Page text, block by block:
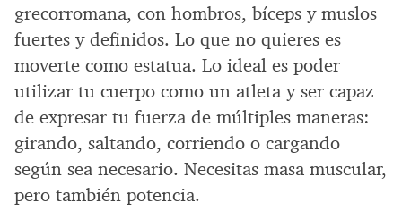
grecorromana, con hombros, bíceps y muslos
fuertes y definidos. Lo que no quieres es
moverte como estatua. Lo ideal es poder
utilizar tu cuerpo como un atleta y ser capaz
de expresar tu fuerza de múltiples maneras:
girando, saltando, corriendo o cargando
según sea necesario. Necesitas masa muscular,
pero también potencia.